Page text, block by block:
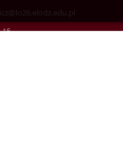
15